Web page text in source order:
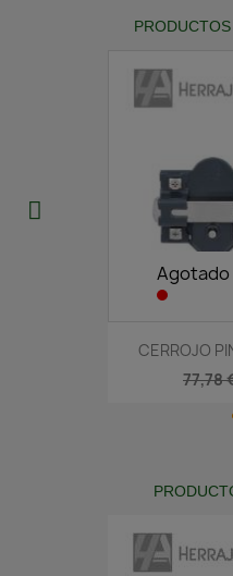
CERROJO
77,78